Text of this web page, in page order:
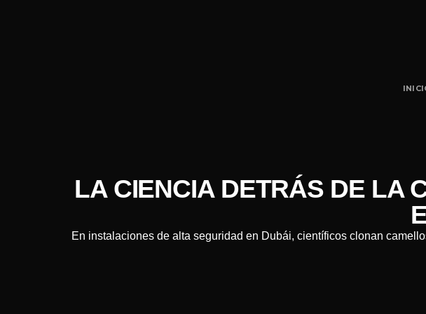
LA CIENCIA DETRÁS DE LA
En instalaciones de alta seguridad en Dubái, científicos clonan